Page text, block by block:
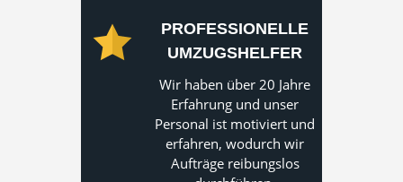
PROFESSIONELLE
UMZUGSHELFER
Wir haben über 20 Jahre
Erfahrung und unser
Personal ist motiviert und
erfahren, wodurch wir
Aufträge reibungslos